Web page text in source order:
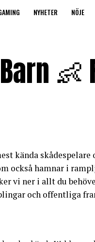
NYHETER NÖJE
👶
kända
också hamnar i
vi ner i allt du
och offentliga